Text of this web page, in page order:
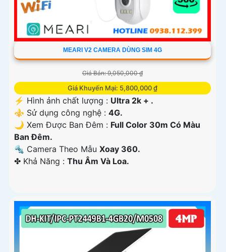
MEARI V2 CAMERA DÙNG SIM 4G
Giá Bán: 9,050,000 ₫
Giá Khuyến Mại: 5,800,000 ₫
️⚡ Hình ảnh chất lượng : Ultra 2k + .
⚜️ Sử dụng công nghệ : 4G.
🌙 Xem Được Ban Đêm : Full Color 30m Có Màu
Ban Ðêm.
🔩 Camera Theo Mẫu Xoay 360.
️✤ Khả Năng : Thu Âm Và Loa.